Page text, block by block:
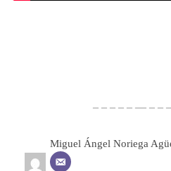
– – – – – — – –
Miguel Ángel Noriega